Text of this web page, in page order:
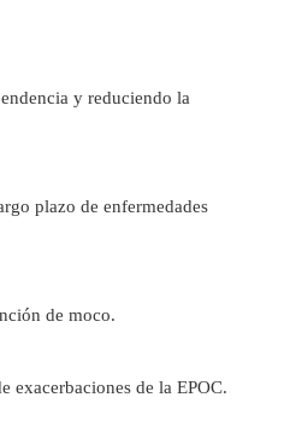
y reduciendo la
plazo de enfermedades
de moco.
exacerbaciones de la EPOC.